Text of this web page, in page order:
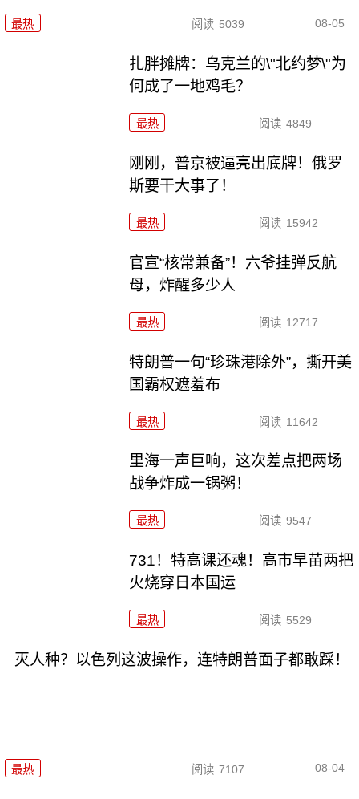
最热 阅读 5039 08-05
扎胖摊牌：乌克兰的\"北约梦\"为
何成了一地鸡毛？
最热 阅读 4849
刚刚，普京被逼亮出底牌！俄罗
斯要干大事了！
最热 阅读 15942
官宣“核常兼备”！六爷挂弹反航
母，炸醒多少人
最热 阅读 12717
特朗普一句“珍珠港除外”，撕开美
国霸权遮羞布
最热 阅读 11642
里海一声巨响，这次差点把两场
战争炸成一锅粥！
最热 阅读 9547
731！特高课还魂！高市早苗两把
火烧穿日本国运
最热 阅读 5529
灭人种？以色列这波操作，连特朗普面子都敢踩！
最热 阅读 7107 08-04